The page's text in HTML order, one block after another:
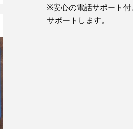
※安心の電話サポート
サポートします。